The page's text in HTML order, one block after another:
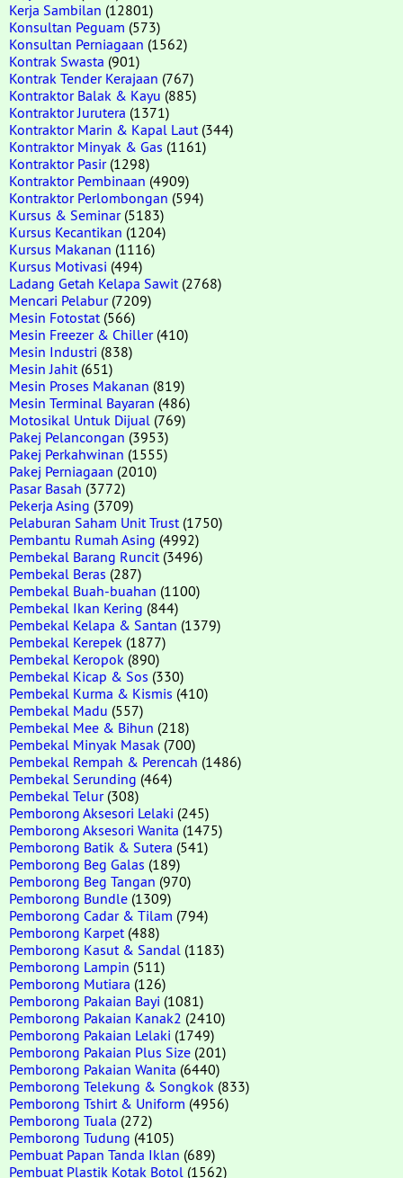
Kerja Sambilan (12801)
Konsultan Peguam (573)
Konsultan Perniagaan (1562)
Kontrak Swasta (901)
Kontrak Tender Kerajaan (767)
Kontraktor Balak & Kayu (885)
Kontraktor Jurutera (1371)
Kontraktor Marin & Kapal Laut (344)
Kontraktor Minyak & Gas (1161)
Kontraktor Pasir(1298)
Kontraktor Pembinaan (4909)
Kontraktor Perlombongan (594)
Kursus & Seminar(5183)
Kursus Kecantikan (1204)
Kursus Makanan (1116)
Kursus Motivasi (494)
Ladang Getah Kelapa Sawit (2768)
Mencari Pelabur(7209)
Mesin Fotostat (566)
Mesin Freezer & Chiller(410)
Mesin Industri (838)
Mesin Jahit (651)
Mesin Proses Makanan (819)
Mesin Terminal Bayaran (486)
Motosikal Untuk Dijual (769)
Pakej Pelancongan (3953)
Pakej Perkahwinan (1555)
Pakej Perniagaan (2010)
Pasar Basah (3772)
Pekerja Asing (3709)
Pelaburan Saham Unit Trust (1750)
Pembantu Rumah Asing (4992)
Pembekal Barang Runcit (3496)
Pembekal Beras (287)
Pembekal Buah-buahan (1100)
Pembekal Ikan Kering (844)
Pembekal Kelapa & Santan (1379)
Pembekal Kerepek (1877)
Pembekal Keropok (890)
Pembekal Kicap & Sos (330)
Pembekal Kurma & Kismis (410)
Pembekal Madu (557)
Pembekal Mee & Bihun (218)
Pembekal Minyak Masak (700)
Pembekal Rempah & Perencah (1486)
Pembekal Serunding (464)
Pembekal Telur(308)
Pemborong Aksesori Lelaki (245)
Pemborong Aksesori Wanita (1475)
Pemborong Batik & Sutera (541)
Pemborong Beg Galas (189)
Pemborong Beg Tangan (970)
Pemborong Bundle (1309)
Pemborong Cadar & Tilam (794)
Pemborong Karpet (488)
Pemborong Kasut & Sandal (1183)
Pemborong Lampin (511)
Pemborong Mutiara (126)
Pemborong Pakaian Bayi (1081)
Pemborong Pakaian Kanak2 (2410)
Pemborong Pakaian Lelaki (1749)
Pemborong Pakaian Plus Size (201)
Pemborong Pakaian Wanita (6440)
Pemborong Telekung & Songkok (833)
Pemborong Tshirt & Uniform (4956)
Pemborong Tuala (272)
Pemborong Tudung (4105)
Pembuat Papan Tanda Iklan (689)
Pembuat Plastik Kotak Botol (1562)